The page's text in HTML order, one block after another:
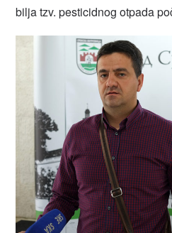
bilja tzv. pesticidnog otpada